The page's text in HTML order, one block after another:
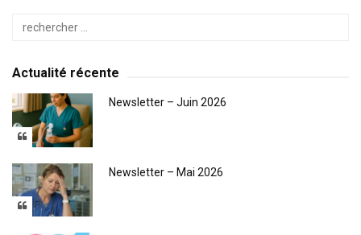
Actualité récente
Newsletter – Juin 2026
Newsletter – Mai 2026